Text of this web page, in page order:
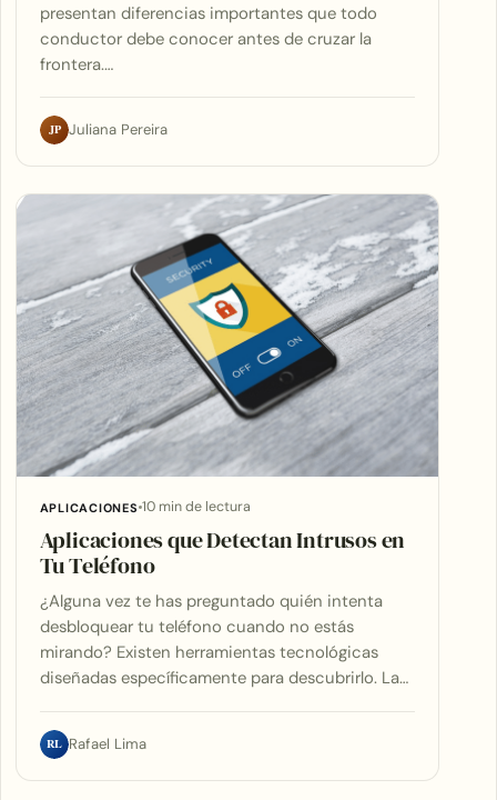
presentan diferencias importantes que todo
conductor debe conocer antes de cruzar la
frontera.…
JP Juliana Pereira
APLICACIONES 10 min de lectura
Aplicaciones que Detectan Intrusos en
Tu Teléfono
¿Alguna vez te has preguntado quién intenta
desbloquear tu teléfono cuando no estás
mirando? Existen herramientas tecnológicas
diseñadas específicamente para descubrirlo. La…
RL Rafael Lima